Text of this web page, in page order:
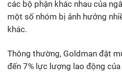
các bộ phận khác nhau của
một số nhóm bị ảnh hưởng
khác.
Thông thường, Goldman đặt
đến 7% lực lượng lao động